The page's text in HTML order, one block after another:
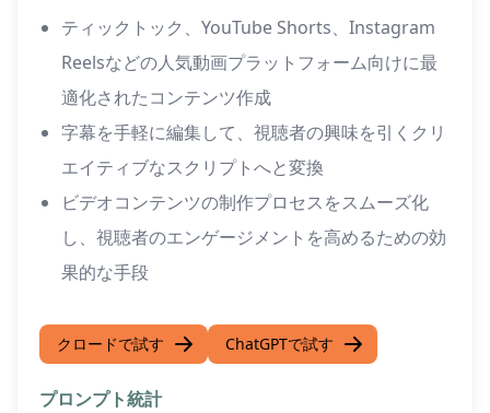
ティックトック、YouTube Shorts、Instagram
Reelsなどの人気動画プラットフォーム向けに最
適化されたコンテンツ作成
字幕を手軽に編集して、視聴者の興味を引くクリ
エイティブなスクリプトへと変換
ビデオコンテンツの制作プロセスをスムーズ化
し、視聴者のエンゲージメントを高めるための効
果的な手段
クロードで試す ChatGPTで試す
プロンプト統計